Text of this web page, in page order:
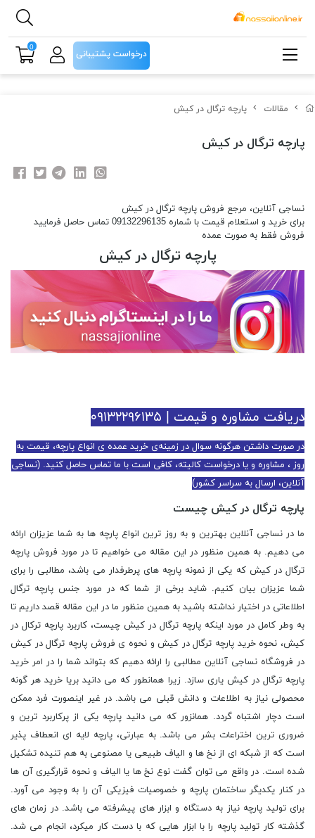
مقالات پارچه ترگال در کیش
پارچه ترگال در کیش
نساجی آنلاین، مرجع فروش پارچه ترگال در کیش
برای خرید و استعلام قیمت با شماره 09132296135 تماس حاصل فرمایید
فروش فقط به صورت عمده
پارچه ترگال در کیش
دریافت مشاوره و قیمت | ۰۹۱۳۲۲۹۶۱۳۵
در صورت داشتن هرگونه سوال در زمینه‌ی خرید عمده ی انواع پارچه، قیمت به
روز ، مشاوره و یا درخواست کالیته، کافی است با ما تماس حاصل کنید. (نساجی
آنلاین، ارسال به سراسر کشور)
پارچه ترگال در کیش چیست
ما در نساجی آنلاین بهترین و به روز ترین انواع پارچه ها به شما عزیزان ارائه
می دهیم. به همین منظور در این مقاله می خواهیم تا در مورد فروش پارچه
ترگال در کیش که یکی از نمونه پارچه های پرطرفدار می باشد، مطالبی را برای
شما عزیزان بیان کنیم. شاید برخی از شما که در مورد جنس پارچه ترگال
اطلاعاتی در اختیار نداشته باشید به همین منظور ما در این مقاله قصد داریم تا
به وطر کامل در مورد اینکه پارچه ترگال در کیش چیست، کاربرد پارچه ترکال در
کیش، نحوه خرید پارچه ترگال در کیش و نحوه ی فروش پارچه ترگال در کیش
در فروشگاه نساجی آنلاین مطالبی را ارائه دهیم که بتواند شما را در امر خرید
پارچه ترگال در کیش یاری سازد. زیرا همانطور که می دانید بریا خرید هر گونه
محصولی نیاز به اطلاعات و دانش قبلی می باشد. در غیر اینصورت فرد ممکن
است دچار اشتباه گردد. همانزور که می دانید پارچه یکی از پرکاربرد ترین و
ضروری ‌ترین اختراعات بشر می ‌باشد. به عبارتی، پارچه لایه ‌ای انعطاف ‌پذیر
است که از شبکه ‌ای از نخ‌ ها و الیاف طبیعی یا مصنوعی به ‌هم‌ تنیده تشکیل
شده است. در واقع می توان گفت نوع نخ‌ ها یا الیاف و نحوه قرارگیری آن ‌ها
در کنار یکدیگر ساختمان پارچه و خصوصیات فیزیکی آن را به وجود می ‌آورد.
برای تولید پارچه نیاز به دستگاه و ابزار های پیشرفته می باشد. در زمان های
گذشته کار تولید پارچه را با ابزار هایی که با دست کار میکرد، انجام می شد.
درخواست پشتیبانی
0